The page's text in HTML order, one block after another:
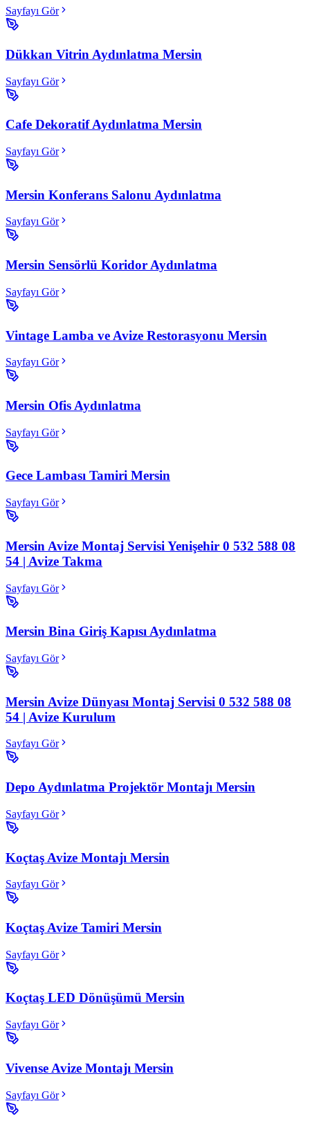
Sayfayı Gör
Dükkan Vitrin Aydınlatma Mersin
Sayfayı Gör
Cafe Dekoratif Aydınlatma Mersin
Sayfayı Gör
Mersin Konferans Salonu Aydınlatma
Sayfayı Gör
Mersin Sensörlü Koridor Aydınlatma
Sayfayı Gör
Vintage Lamba ve Avize Restorasyonu Mersin
Sayfayı Gör
Mersin Ofis Aydınlatma
Sayfayı Gör
Gece Lambası Tamiri Mersin
Sayfayı Gör
Mersin Avize Montaj Servisi Yenişehir 0 532 588 08
54 | Avize Takma
Sayfayı Gör
Mersin Bina Giriş Kapısı Aydınlatma
Sayfayı Gör
Mersin Avize Dünyası Montaj Servisi 0 532 588 08
54 | Avize Kurulum
Sayfayı Gör
Depo Aydınlatma Projektör Montajı Mersin
Sayfayı Gör
Koçtaş Avize Montajı Mersin
Sayfayı Gör
Koçtaş Avize Tamiri Mersin
Sayfayı Gör
Koçtaş LED Dönüşümü Mersin
Sayfayı Gör
Vivense Avize Montajı Mersin
Sayfayı Gör